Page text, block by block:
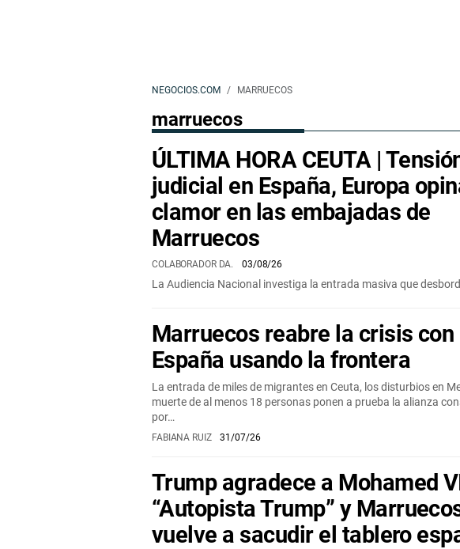
NEGOCIOS.COM MARRUECOS
marruecos
ÚLTIMA HORA CEUTA |
judicial en España, Europa
clamor en las embajadas de
Marruecos
COLABORADOR DA. 03/08/26
La Audiencia Nacional investiga la entrada masiva que
Marruecos reabre la crisis con
España usando la frontera
La entrada de miles de migrantes en Ceuta, los disturbios en
muerte de al menos 18 personas ponen a prueba la alianza
por…
FABIANA RUIZ 31/07/26
Trump agradece a Mohamed
“Autopista Trump” y
vuelve a sacudir el tablero